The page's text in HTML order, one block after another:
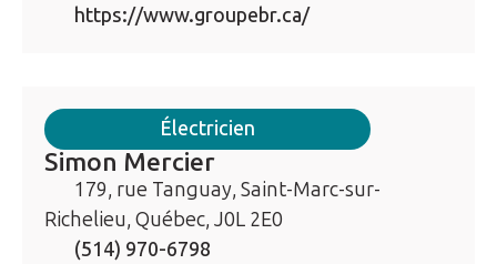
https://www.groupebr.ca/
Électricien
Simon Mercier
179, rue Tanguay, Saint-Marc-sur-
Richelieu, Québec, J0L 2E0
(514) 970-6798